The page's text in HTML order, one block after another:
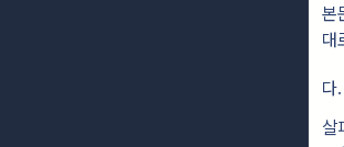
본
대
다
살